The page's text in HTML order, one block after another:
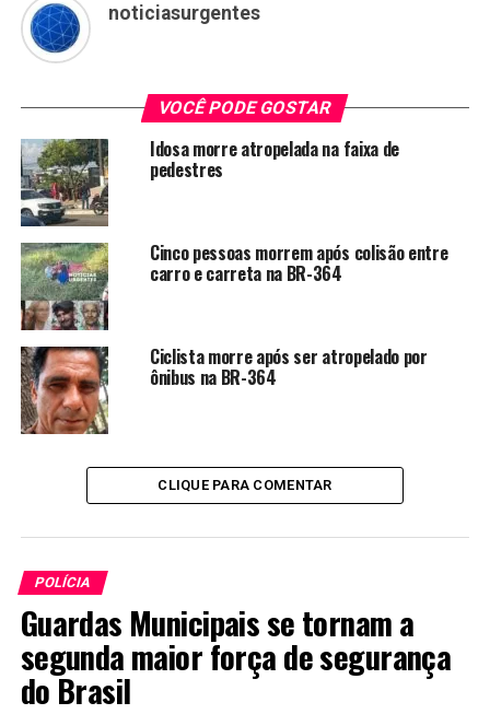
noticiasurgentes
VOCÊ PODE GOSTAR
Idosa morre atropelada na faixa de
pedestres
Cinco pessoas morrem após colisão entre
carro e carreta na BR-364
Ciclista morre após ser atropelado por
ônibus na BR-364
CLIQUE PARA COMENTAR
POLÍCIA
Guardas Municipais se tornam a
segunda maior força de segurança
do Brasil